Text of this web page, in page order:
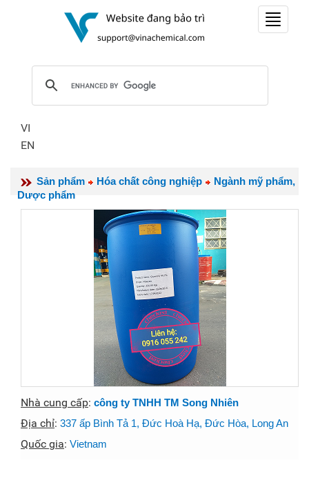
Toggle
VI
EN
Sản phẩm Hóa chất công nghiệp
Ngành mỹ phẩm,
Dược phẩm
Nhà cung cấp: công ty TNHH TM Song Nhiên
Địa chỉ: 337 ấp Bình Tả 1, Đức Hoà Hạ, Đức Hòa, Long An
Quốc gia: Vietnam